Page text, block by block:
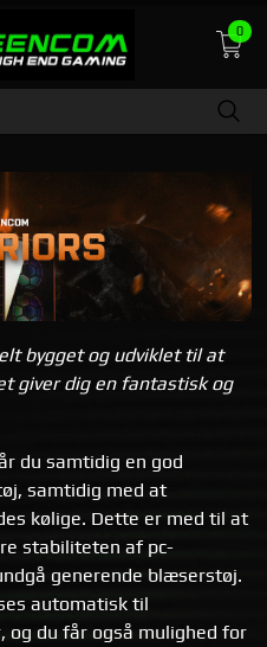
0
bygget og udviklet til at
giver dig en fantastisk og
du samtidig en god
samtidig med at
kølige. Dette er med til at
stabiliteten af ​​pc-
generende blæserstøj.
automatisk til
og du får også mulighed for